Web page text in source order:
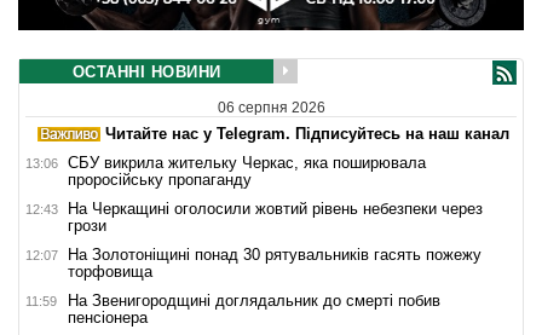
ОСТАННІ НОВИНИ
06 серпня 2026
Читайте нас у Telegram. Підписуйтесь на наш канал
13:06
СБУ викрила жительку Черкас, яка поширювала
проросійську пропаганду
12:43
На Черкащині оголосили жовтий рівень небезпеки через
грози
12:07
На Золотоніщині понад 30 рятувальників гасять пожежу
торфовища
11:59
На Звенигородщині доглядальник до смерті побив
пенсіонера